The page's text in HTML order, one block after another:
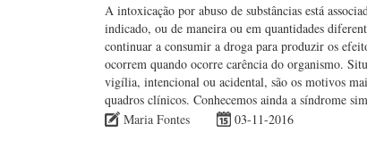
A intoxicação por abuso de substâncias está
indicado, ou de maneira ou em quantidades
continuar a consumir a droga para produzir os
ocorrem quando ocorre carência do organismo.
vigília, intencional ou acidental, são os motivos
quadros clínicos. Conhecemos ainda a síndrome
Maria Fontes
03-11-2016